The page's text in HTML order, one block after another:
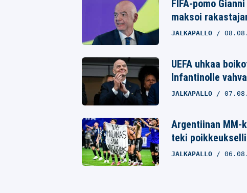
Whatsapp
FIFA-pomo
maksoi
JALKAPALLO
UEFA uhkaa
Infantinolle
JALKAPALLO
Argentiinan MM-
teki
JALKAPALLO